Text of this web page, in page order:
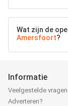
Wat zijn de
Amersfoort?
Informatie
Veelgestelde vragen
Adverteren?